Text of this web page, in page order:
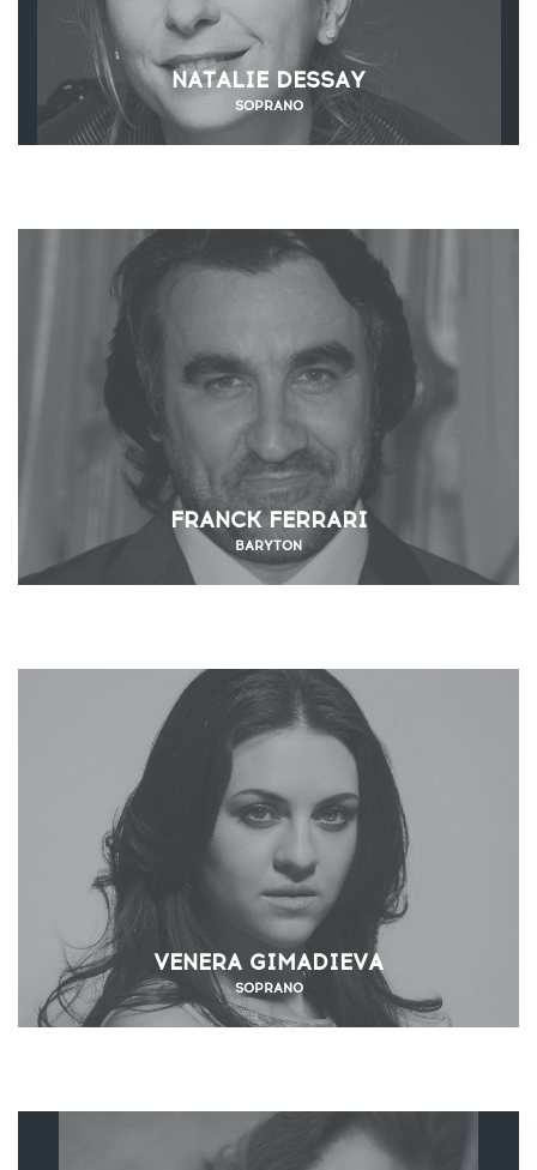
NATALIE DESSAY
SOPRANO
FRANCK FERRARI
BARYTON
VENERA GIMADIEVA
SOPRANO